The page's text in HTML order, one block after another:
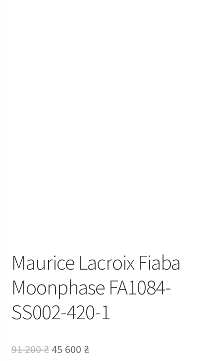
Maurice Lacroix Fiaba
Moonphase FA1084-
SS002-420-1
91 200₴ Оригінальна
45 600 ₴Поточна